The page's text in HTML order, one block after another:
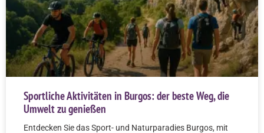
Sportliche Aktivitäten in Burgos: der beste Weg, die
Umwelt zu genießen
Entdecken Sie das Sport- und Naturparadies Burgos, mit